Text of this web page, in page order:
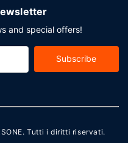
and special offers!
Subscribe
. Tutti i diritti riservati.